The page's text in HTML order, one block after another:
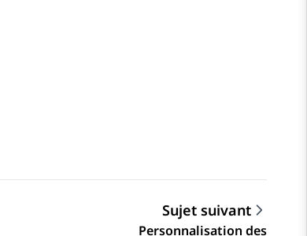
Sujet suivant
Personnalisation des